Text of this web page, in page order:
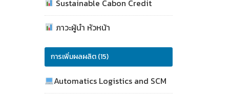
Sustainable Cabon Credit
ภาวะผู้นำ หัวหน้า
การเพิ่มผลผลิต (15)
Automatics Logistics and SCM